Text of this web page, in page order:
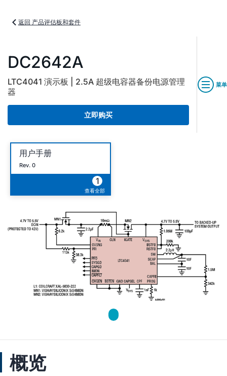
返回 产品评估板和套件
DC2642A
LTC4041 演示板 | 2.5A 超级电容器备份电源管理
器
立即购买
菜单
用户手册
Rev. 0
1
查看全部
概览